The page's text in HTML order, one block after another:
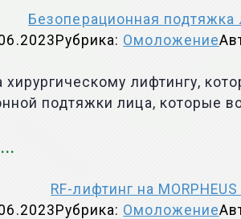
Безоперационная подтяжка
Рубрика: Омоложение
лифтингу,
подтяжки лица, которые
RF-лифтинг на MORPHEUS
Рубрика: Омоложение